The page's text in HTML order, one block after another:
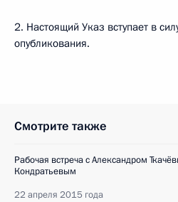
2. Настоящий Указ вступает в
опубликования.
Смотрите также
Рабочая встреча с Александром
Кондратьевым
22 апреля 2015 года